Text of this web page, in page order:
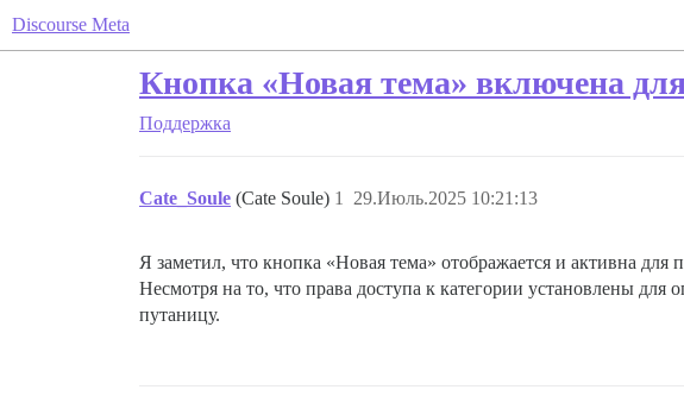
Discourse Meta
Кнопка «Новая тема» включена
Поддержка
Cate_Soule (Cate Soule) 29.Июль.2025 10:21:13
1
Я заметил, что кнопка «Новая тема» отображается и активна
Несмотря на то, что права доступа к категории установлены
путаницу.